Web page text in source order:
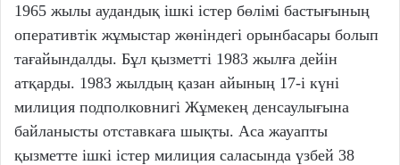
1965 жылы аудандық ішкі істер бөлімі бастығының
оперативтік жұмыстар жөніндегі орынбасары болып
тағайындалды. Бұл қызметті 1983 жылға дейін
атқарды. 1983 жылдың қазан айының 17-і күні
милиция подполковнигі Жұмекең денсаулығына
байланысты отставкаға шықты. Аса жауапты
қызметте ішкі істер милиция саласында үзбей 38